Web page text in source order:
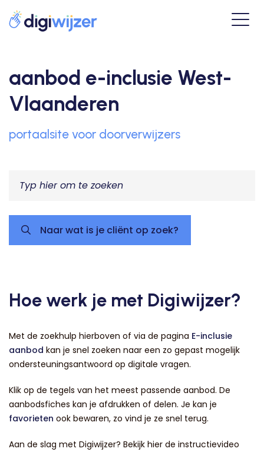
aanbod e-inclusie West-
Vlaanderen
portaalsite voor doorverwijzers
Naar wat is je cliënt op zoek?
Hoe werk je met Digiwijzer?
Met de zoekhulp hierboven of via de pagina E-inclusie
aanbod kan je snel zoeken naar een zo gepast mogelijk
ondersteuningsantwoord op digitale vragen.
Klik op de tegels van het meest passende aanbod. De
aanbodsfiches kan je afdrukken of delen. Je kan je
favorieten ook bewaren, zo vind je ze snel terug.
Aan de slag met Digiwijzer? Bekijk hier de instructievideo